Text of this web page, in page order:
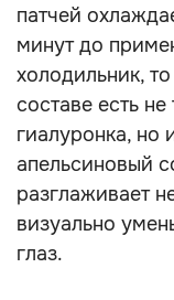
патчей
минут до
холодильник,
составе есть
гиалуронка, но
апельсиновый
разглаживает
визуально
глаз.